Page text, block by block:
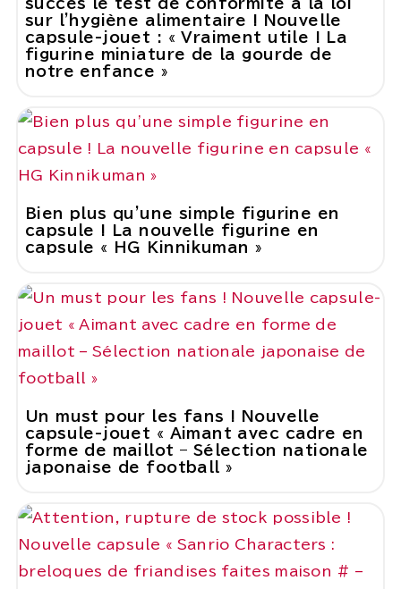
succès le test de conformité à la loi
sur l'hygiène alimentaire ! Nouvelle
capsule-jouet : « Vraiment utile ! La
figurine miniature de la gourde de
notre enfance »
Bien plus qu'une simple figurine en
capsule ! La nouvelle figurine en
capsule « HG Kinnikuman »
Un must pour les fans ! Nouvelle
capsule-jouet « Aimant avec cadre en
forme de maillot – Sélection nationale
japonaise de football »